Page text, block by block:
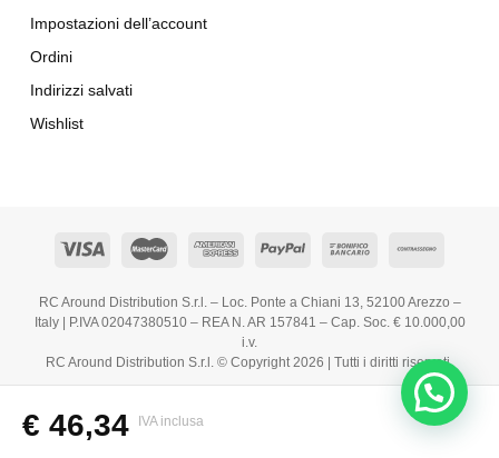
€ 46,34 IVA inclusa
Impostazioni dell’account
Ordini
Indirizzi salvati
Wishlist
RC Around Distribution S.r.l. – Loc. Ponte a Chiani 13, 52100 Arezzo –
Italy | P.IVA 02047380510 – REA N. AR 157841 – Cap. Soc. € 10.000,00
i.v.
RC Around Distribution S.r.l. © Copyright 2026 | Tutti i diritti riservati.